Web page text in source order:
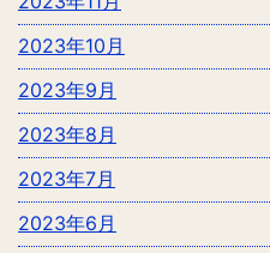
2023年10月
2023年9月
2023年8月
2023年7月
2023年6月